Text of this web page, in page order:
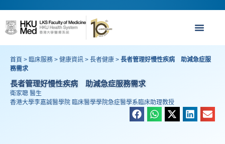
首頁 > 臨床服務 > 健康資訊 > 長者健康 > 長者管理好慢性疾病 助減急症服
務需求
長者管理好慢性疾病 助減急症服務需求
衛家聰 醫生
香港大學李嘉誠醫學院 臨床醫學學院急症醫學系臨床助理教授